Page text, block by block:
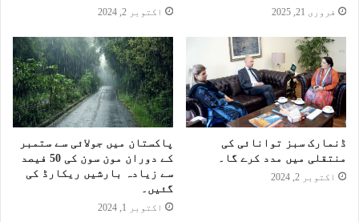
فروری 21, 2025 اکتوبر 2, 2024
ڈنمارک سبز توانائی کی
منتقلی میں مدد کرے گا۔
اکتوبر 2, 2024
پاکستان میں جولائی سے ستمبر
کے دوران مون سون کی 50 فیصد
سے زیادہ بارشیں ریکارڈ کی
گئیں۔
اکتوبر 1, 2024